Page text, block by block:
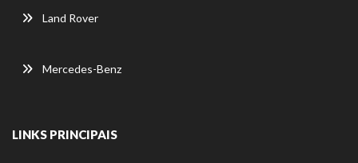
Land Rover
Mercedes-Benz
LINKS PRINCIPAIS